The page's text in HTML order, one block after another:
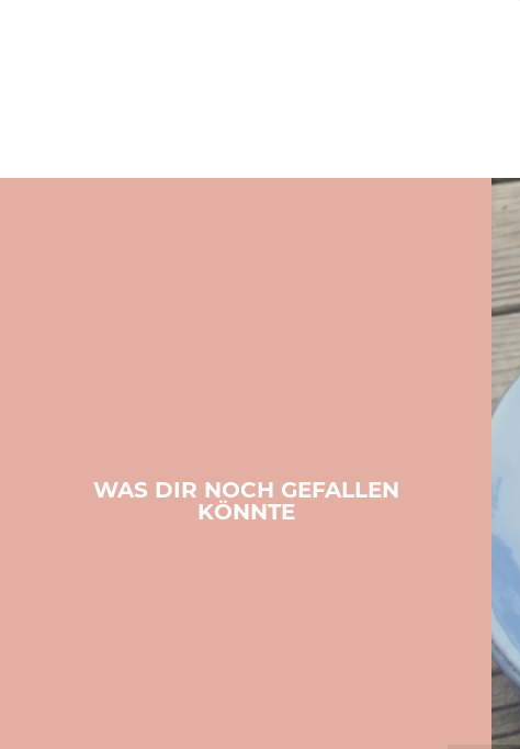
WAS DIR NOCH GEFALLEN
KÖNNTE